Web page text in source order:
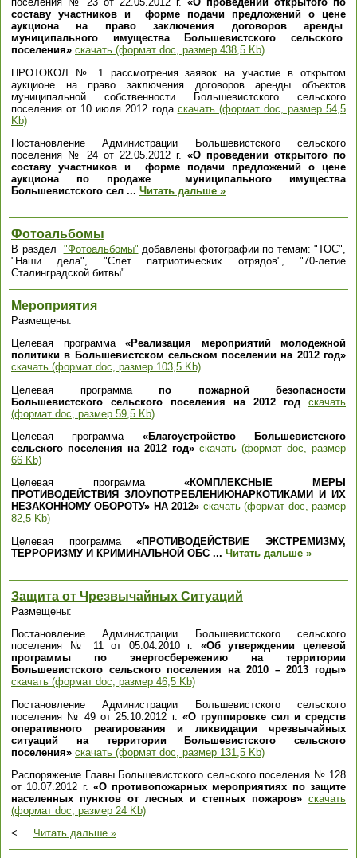
составу участников и форме подачи предложений о цене
аукциона на право заключения договоров аренды
муниципального имущества Большевистского сельского
поселения» скачать (формат doc, размер 438,5 Kb)
ПРОТОКОЛ № 1 рассмотрения заявок на участие в открытом
аукционе на право заключения договоров аренды объектов
муниципальной собственности Большевистского сельского
поселения от 10 июля 2012 года скачать (формат doc, размер 54,5
Kb)
Постановление Администрации Большевистского сельского
поселения № 24 от 22.05.2012 г. «О проведении открытого по
составу участников и форме подачи предложений о цене
аукциона по продаже муниципального имущества
Большевистского сел ... Читать дальше »
Фотоальбомы
В раздел "Фотоальбомы" добавлены фотографии по темам: "ТОС",
"Наши дела", "Слет патриотических отрядов", "70-летие
Сталинградской битвы"
Мероприятия
Размещены:
Целевая программа «Реализация мероприятий молодежной
политики в Большевистском сельском поселении на 2012 год»
скачать (формат doc, размер 103,5 Kb)
Целевая программа по пожарной безопасности
Большевистского сельского поселения на 2012 год
скачать
(формат doc, размер 59,5 Kb)
Целевая программа «Благоустройство Большевистского
сельского поселения на 2012 год» скачать (формат doc, размер
66 Kb)
Целевая программа«КОМПЛЕКСНЫЕ МЕРЫ
ПРОТИВОДЕЙСТВИЯ ЗЛОУПОТРЕБЛЕНИЮНАРКОТИКАМИ И ИХ
НЕЗАКОННОМУ ОБОРОТУ» НА 2012» скачать (формат doc, размер
82,5 Kb)
Целевая программа«ПРОТИВОДЕЙСТВИЕ ЭКСТРЕМИЗМУ,
ТЕРРОРИЗМУ И КРИМИНАЛЬНОЙ ОБС ... Читать дальше »
Защита от Чрезвычайных Ситуаций
Размещены:
Постановление Администрации Большевистского сельского
поселения № 11 от 05.04.2010 г. «Об утверждении целевой
программы по энергосбережению на территории
Большевистского сельского поселения на 2010 – 2013 годы»
скачать (формат doc, размер 46,5 Kb)
Постановление Администрации Большевистского сельского
поселения № 49 от 25.10.2012 г. «О группировке сил и средств
оперативного реагирования и ликвидации чрезвычайных
ситуаций на территории Большевистского сельского
поселения» скачать (формат doc, размер 131,5 Kb)
Распоряжение Главы Большевистского сельского поселения № 128
от 10.07.2012 г. «О противопожарных мероприятиях по защите
населенных пунктов от лесных и степных пожаров» скачать
(формат doc, размер 24 Kb)
< ... Читать дальше »